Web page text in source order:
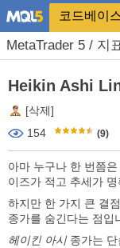
코드베이
MetaTrader 5 / 지
Heikin Ashi
[삭제]
154
(9)
아마 누구나 한 번쯤은
이즈가 적고 추세가
하지만 한 가지 큰 결
종가를 숨긴다는 점입
헤이킨 아시종가는 단